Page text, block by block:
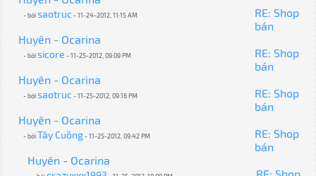
- bởisaotruc- 11-24-2012, 11:15 AM
RE: Shop
bán
Huyên - Ocarina
- bởisicore - 11-25-2012, 09:09 PM
RE: Shop
bán
Huyên - Ocarina
- bởisaotruc- 11-25-2012, 09:16 PM
RE: Shop
bán
Huyên - Ocarina
- bởiTây Cuồng- 11-25-2012, 09:42 PM
RE: Shop
bán
Huyên - Ocarina